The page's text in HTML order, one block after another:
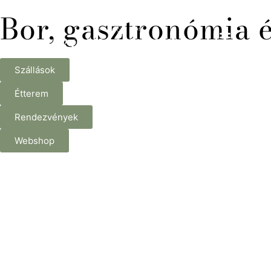
Bor, gasztronómia
Szállások
Étterem
Rendezvények
Webshop